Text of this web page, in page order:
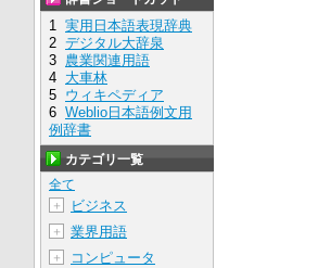
1 実用日本語表現辞典
2 デジタル大辞泉
3 農業関連用語
4 大車林
5 ウィキペディア
6 Weblio日本語例文用
例辞書
カテゴリ一覧
全て
＋
ビジネス
＋ 業界用語
＋ コンピュータ